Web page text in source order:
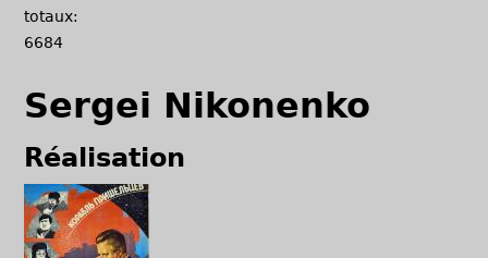
totaux:
6684
Sergei Nikonenko
Réalisation